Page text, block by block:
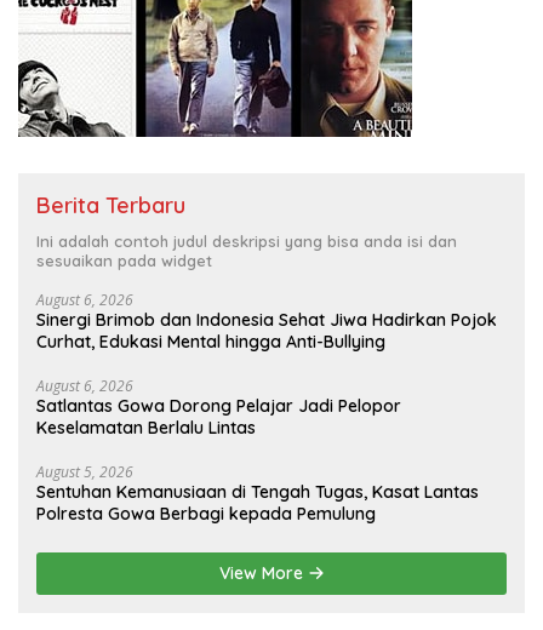
Berita Terbaru
Ini adalah contoh judul deskripsi yang bisa anda isi dan
sesuaikan pada widget
August 6, 2026
Sinergi Brimob dan Indonesia Sehat Jiwa Hadirkan Pojok
Curhat, Edukasi Mental hingga Anti-Bullying
August 6, 2026
Satlantas Gowa Dorong Pelajar Jadi Pelopor
Keselamatan Berlalu Lintas
August 5, 2026
Sentuhan Kemanusiaan di Tengah Tugas, Kasat Lantas
Polresta Gowa Berbagi kepada Pemulung
View More